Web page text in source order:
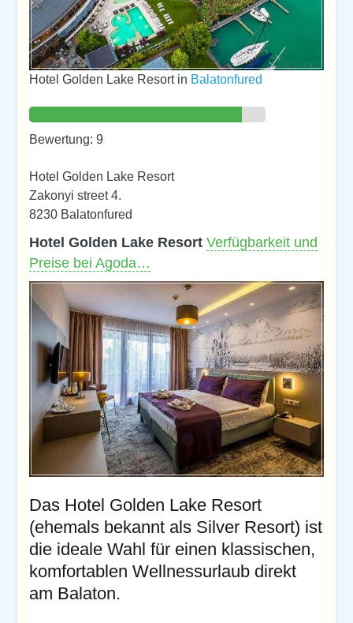
Hotel Golden Lake Resort in Balatonfured
Bewertung: 9
Hotel Golden Lake Resort
Zakonyi street 4.
8230 Balatonfured
Hotel Golden Lake ResortVerfügbarkeit und
Preise bei Agoda…
Das Hotel Golden Lake Resort
(ehemals bekannt als Silver Resort) ist
die ideale Wahl für einen klassischen,
komfortablen Wellnessurlaub direkt
am Balaton.